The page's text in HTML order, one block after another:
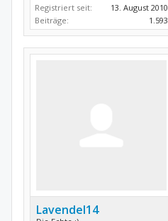
Registriert seit:
13. August 2010
Beiträge:
1.593
Lavendel14